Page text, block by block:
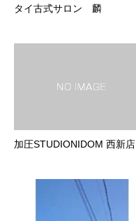
タイ古式サロン 麟
加圧STUDIONIDOM 西新店